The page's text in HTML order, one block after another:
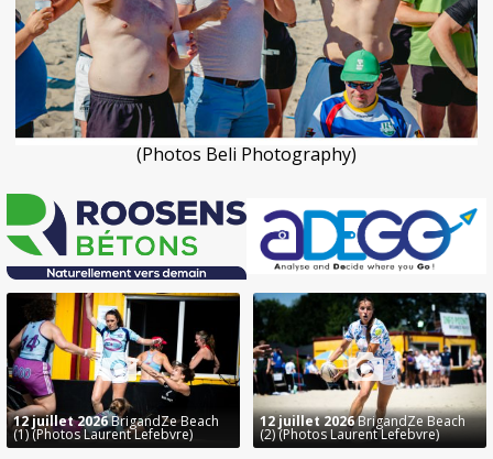
(Photos Beli Photography)
12 juillet 2026BrigandZe Beach
(1) (Photos Laurent Lefebvre)
12 juillet 2026BrigandZe Beach
(2) (Photos Laurent Lefebvre)